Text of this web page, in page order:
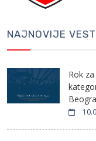
NAJNOVIJE
Rok